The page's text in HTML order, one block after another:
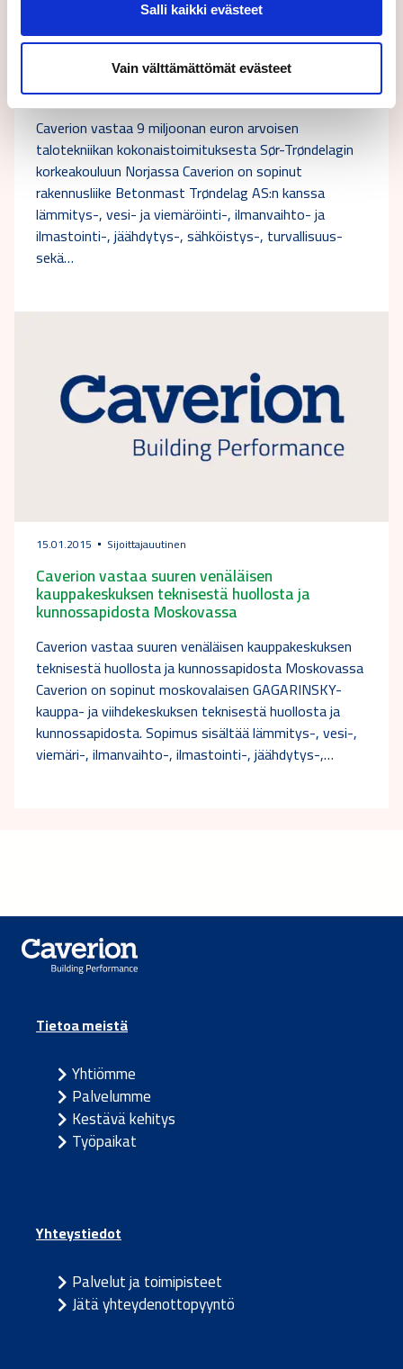
Salli kaikki evästeet
Vain välttämättömät evästeet
Caverion vastaa 9 miljoonan euron arvoisen
talotekniikan kokonaistoimituksesta Sør-
Trøndelagin korkeakouluun Norjassa
Caverion vastaa 9 miljoonan euron arvoisen
talotekniikan kokonaistoimituksesta Sør-Trøndelagin
korkeakouluun Norjassa Caverion on sopinut
rakennusliike Betonmast Trøndelag AS:n kanssa
lämmitys-, vesi- ja viemäröinti-, ilmanvaihto- ja
ilmastointi-, jäähdytys-, sähköistys-, turvallisuus-
sekä…
15.01.2015 Sijoittajauutinen
Caverion vastaa suuren venäläisen
kauppakeskuksen teknisestä huollosta ja
kunnossapidosta Moskovassa
Caverion vastaa suuren venäläisen kauppakeskuksen
teknisestä huollosta ja kunnossapidosta Moskovassa
Caverion on sopinut moskovalaisen GAGARINSKY-
kauppa- ja viihdekeskuksen teknisestä huollosta ja
kunnossapidosta. Sopimus sisältää lämmitys-, vesi-,
viemäri-, ilmanvaihto-, ilmastointi-, jäähdytys-,…
Tietoa meistä
Yhtiömme
Palvelumme
Kestävä kehitys
Työpaikat
Yhteystiedot
Palvelut ja toimipisteet
Jätä yhteydenottopyyntö